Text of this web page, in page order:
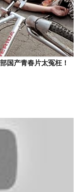
国产青春片太冤枉！